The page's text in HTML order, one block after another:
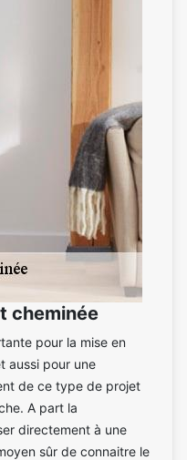
cheminée
pour la mise en
aussi pour une
de ce type de projet
A part la
directement à une
sûr de connaitre le